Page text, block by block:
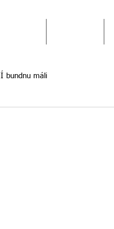
Í bundnu máli